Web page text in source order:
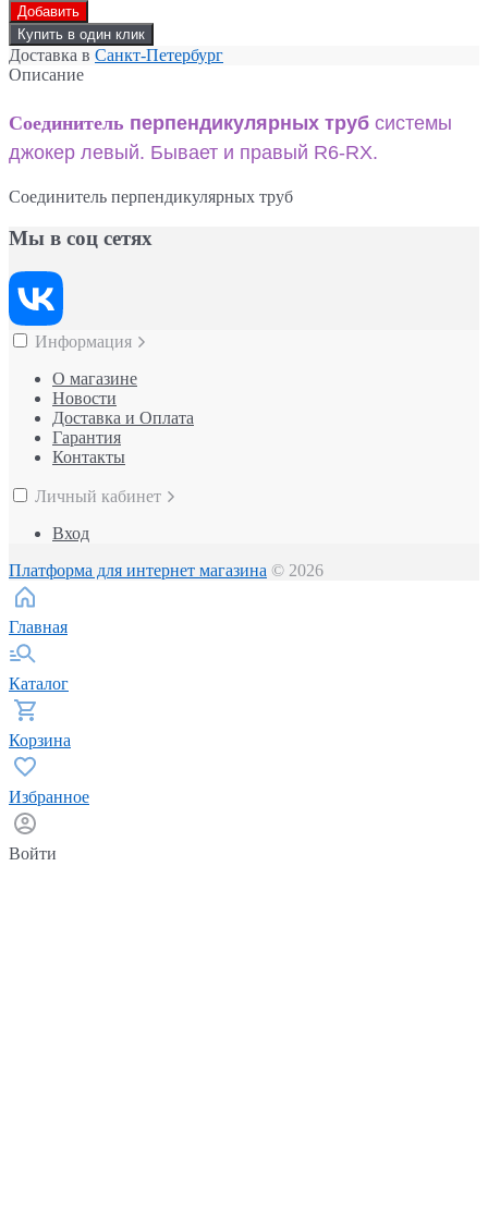
Добавить
Купить в один клик
Доставка в Санкт-Петербург
Описание
Соединитель перпендикулярных труб системы
джокер левый. Бывает и правый R6-RX.
Соединитель перпендикулярных труб
Мы в соц сетях
Информация
О магазине
Новости
Доставка и Оплата
Гарантия
Контакты
Личный кабинет
Вход
Платформа для интернет магазина © 2026
Главная
Каталог
Корзина
Избранное
Войти